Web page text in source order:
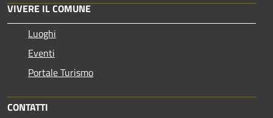
VIVERE IL COMUNE
Luoghi
Eventi
Portale Turismo
CONTATTI